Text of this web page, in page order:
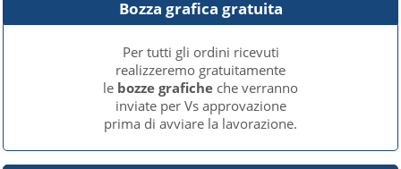
Bozza grafica gratuita
Per tutti gli ordini ricevuti
realizzeremo gratuitamente
le bozze grafiche che verranno
inviate per Vs approvazione
prima di avviare la lavorazione.